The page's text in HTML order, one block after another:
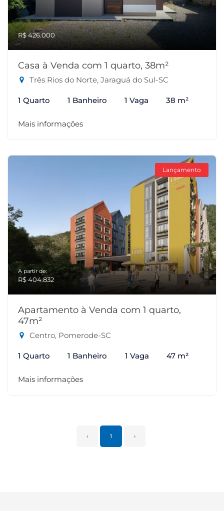
R$ 426.000
Casa à Venda com 1 quarto, 38m²
Três Rios do Norte, Jaraguá do Sul-SC
1 Quarto 1 Banheiro 1 Vaga 38 m²
Mais informações
Lançamento
A partir de:
R$ 404.832
Apartamento à Venda com 1 quarto,
47m²
Centro, Pomerode-SC
1 Quarto 1 Banheiro 1 Vaga 47 m²
Mais informações
‹ 1 ›